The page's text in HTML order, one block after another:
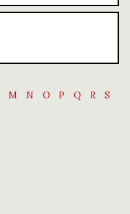
M N O P Q R
S